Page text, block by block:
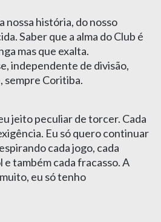
nossa história, do nosso
Saber que a alma do Club é
mas que exalta.
independente de divisão,
sempre Coritiba.
jeito peculiar de torcer. Cada
Eu só quero continuar
cada jogo, cada
também cada fracasso. A
eu só tenho